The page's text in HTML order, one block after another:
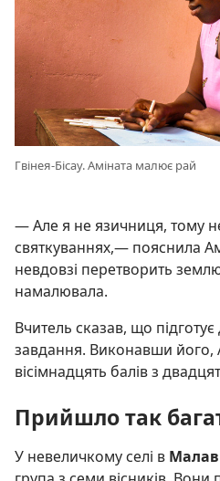
Гвінея-Бісау. Аміната малює рай
— Але я не язичниця, тому
святкуваннях,— пояснила
невдовзі перетворить
намалювала.
Вчитель сказав, що
завдання. Виконавши його,
вісімнадцять балів з
Прийшло так
У невеличкому селі в